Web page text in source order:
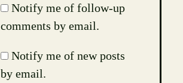
Notify me of follow-up
comments by email.
Notify me of new posts
by email.